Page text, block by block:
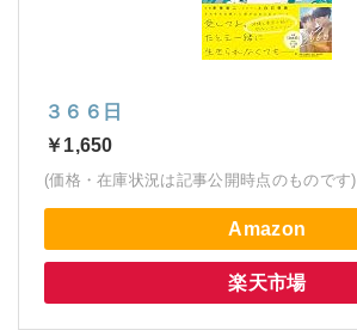
３６６日
￥1,650
(価格・在庫状況は記事公開時点のものです)
Amazon
楽天市場